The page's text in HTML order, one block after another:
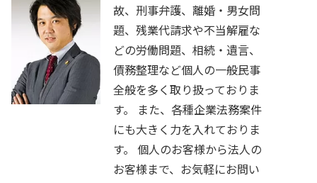
故、刑事弁護、離婚・男女問
題、残業代請求や不当解雇な
どの労働問題、相続・遺言、
債務整理など個人の一般民事
全般を多く取り扱っておりま
す。 また、各種企業法務案件
にも大きく力を入れておりま
す。 個人のお客様から法人の
お客様まで、お気軽にお問い